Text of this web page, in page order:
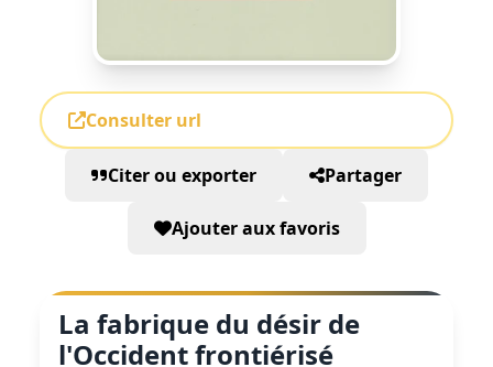
Consulter url
Citer ou exporter Partager
Ajouter aux favoris
La fabrique du désir de
l'Occident frontiérisé